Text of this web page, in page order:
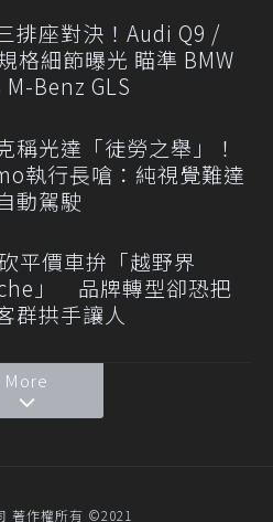
排座對決！Audi Q9 /
格細節曝光 瞄準 BMW
M-Benz GLS
稱光達「徒勞之舉」！
執行長嗆：純視覺難達
動駕駛
平價車拚「越野界
」 品牌轉型卻恐把
群拱手讓人
More
著作權所有 ©2021